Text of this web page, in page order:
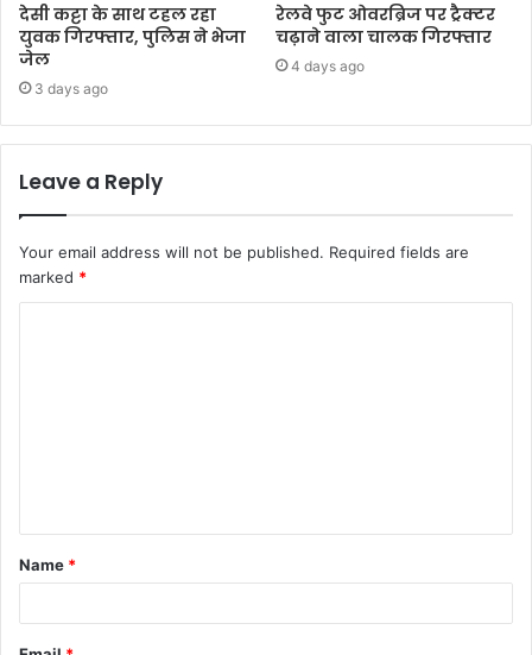
देसी कट्टा के साथ टहल रहा
युवक गिरफ्तार, पुलिस ने भेजा
जेल
3 days ago
रेलवे फुट ओवरब्रिज पर ट्रैक्टर
चढ़ाने वाला चालक गिरफ्तार
4 days ago
Leave a Reply
Your email address will not be published. Required fields are
marked *
Name *